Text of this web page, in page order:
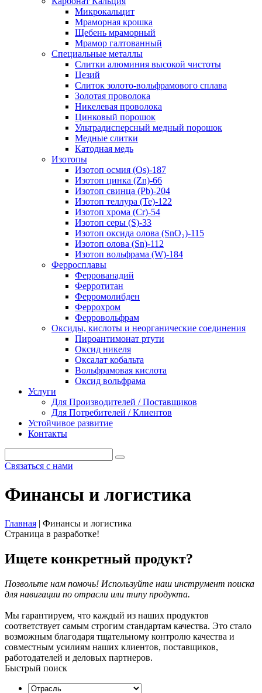
Микрокальцит
Мраморная крошка
Щебень мраморный
Мрамор галтованный
Специальные металлы
Слитки алюминия высокой чистоты
Цезий
Слиток золото-вольфрамового сплава
Золотая проволока
Никелевая проволока
Цинковый порошок
Ультрадисперсный медный порошок
Медные слитки
Катодная медь
Изотопы
Изотоп осмия (Os)-187
Изотоп цинка (Zn)-66
Изотоп свинца (Pb)-204
Изотоп теллура (Te)-122
Изотоп хрома (Cr)-54
Изотоп серы (S)-33
Изотоп оксида олова (SnO₂)-115
Изотоп олова (Sn)-112
Изотоп вольфрама (W)-184
Ферросплавы
Феррованадий
Ферротитан
Ферромолибден
Феррохром
Ферровольфрам
Оксиды, кислоты и неорганические соединения
Пироантимонат ртути
Оксид никеля
Оксалат кобальта
Вольфрамовая кислота
Оксид вольфрама
Услуги
Для Производителей / Поставщиков
Для Потребителей / Клиентов
Устойчивое развитие
Контакты
Связаться с нами
Финансы и логистика
Главная | Финансы и логистика
Страница в разработке!
Ищете конкретный продукт?
Позвольте нам помочь! Используйте наш инструмент поиска
для навигации по отрасли или типу продукта.
Мы гарантируем, что каждый из наших продуктов
соответствует самым строгим стандартам качества. Это стало
возможным благодаря тщательному контролю качества и
совместным усилиям наших клиентов, поставщиков,
работодателей и деловых партнеров.
Быстрый поиск